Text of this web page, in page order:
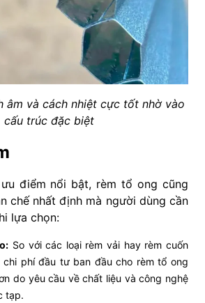
âm và cách nhiệt cực tốt nhờ vào
cấu trúc đặc biệt
ưu điểm nổi bật, rèm tổ ong cũng
chế nhất định mà người dùng cần
lựa chọn:
So với các loại rèm vải hay rèm cuốn
chi phí đầu tư ban đầu cho rèm tổ ong
do yêu cầu về chất liệu và công nghệ
tạp.